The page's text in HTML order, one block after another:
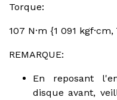
Torque:
107 N·m {1 091
REMARQUE:
En reposant
disque avant,